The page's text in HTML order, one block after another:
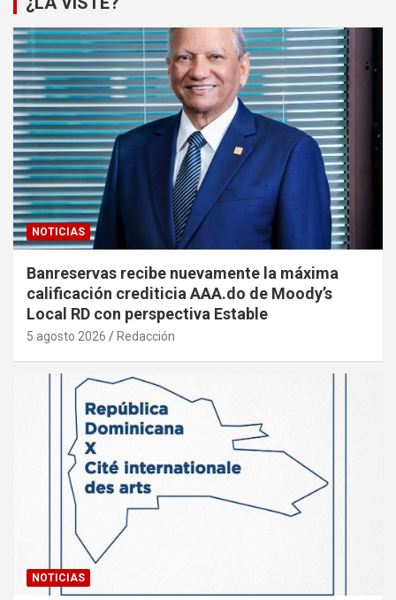
NOTICIAS
Banreservas recibe nuevamente la máxima
calificación crediticia AAA.do de Moody’s
Local RD con perspectiva Estable
5 agosto 2026 Redacción
NOTICIAS